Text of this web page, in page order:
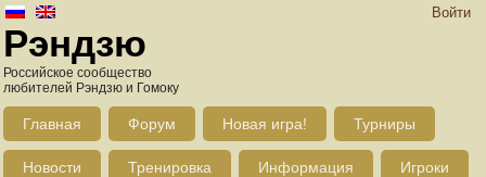
Войти
Рэндзю
Российское сообщество
любителей Рэндзю и Гомоку
Главная Форум Новая игра! Турниры
Новости Тренировка Информация Игроки